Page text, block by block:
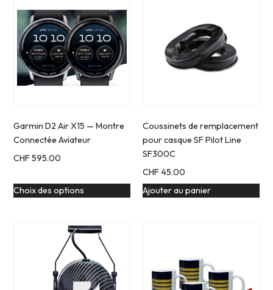
Garmin D2 Air X15 — Montre
Connectée Aviateur
CHF595.00
Choix des options
Coussinets de remplacement
pour casque SF Pilot Line
SF300C
CHF45.00
Ajouter au panier